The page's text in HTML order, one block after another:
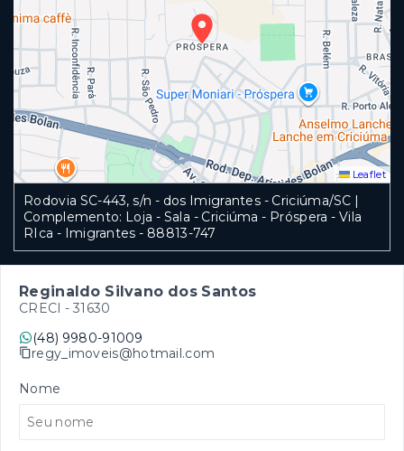
Leaflet
Rodovia SC-443, s/n - dos Imigrantes - Criciúma/SC |
Complemento: Loja - Sala - Criciúma - Próspera - Vila
RIca - Imigrantes - 88813-747
Reginaldo Silvano dos Santos
CRECI - 31630
(48) 9980-91009
regy_imoveis@hotmail.com
Nome